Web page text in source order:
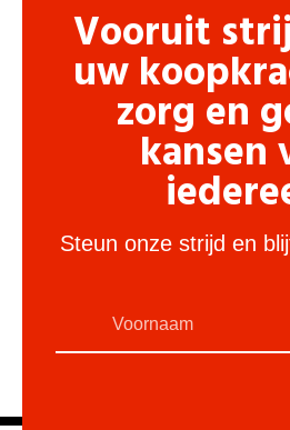
Vooruit
uw
zorg en
kansen
Steun onze strijd en